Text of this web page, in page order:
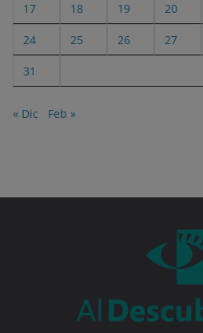
17 18 19 20
24 25 26 27
31
« Dic Feb »